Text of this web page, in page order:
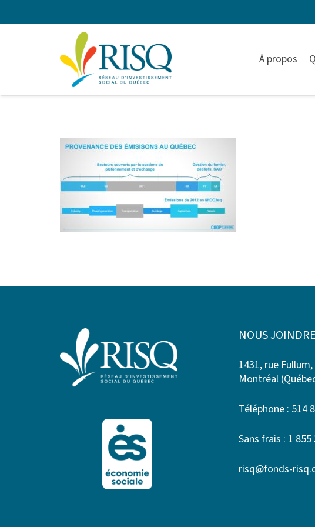
À propos
NOUS JOINDRE
1431, rue
Montréal
Téléphone : 514
Sans frais : 1
risq@fonds-